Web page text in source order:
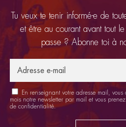
Tu veux te tenir informé-e de
et être au courant avant tout
passe ? Abonne toi à
En renseignant votre adresse mail, vous
mois notre newsletter par mail et vous
de confidentialité.